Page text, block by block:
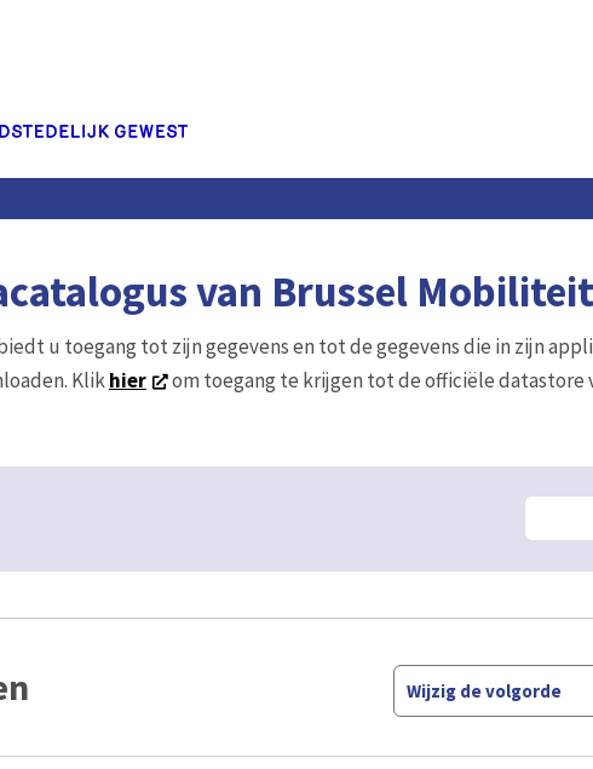
van Brussel Mobiliteit
u toegang tot zijn gegevens en tot de gegevens die in zijn
Klikhier om toegang te krijgen tot de officiële datastore
Wijzig de volgorde